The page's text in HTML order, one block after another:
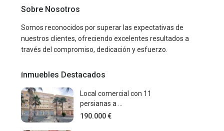
Sobre Nosotros
Somos reconocidos por superar las expectativas de
nuestros clientes, ofreciendo excelentes resultados a
través del compromiso, dedicación y esfuerzo.
Inmuebles Destacados
Local comercial con 11
persianas a ...
190.000 €